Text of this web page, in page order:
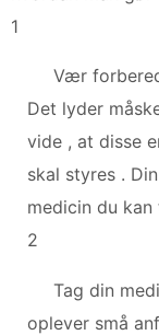
1
Vær
Det lyder
vide , at disse
skal styres .
medicin du
2
Tag din
oplever små